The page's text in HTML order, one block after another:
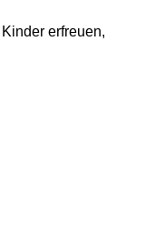
erfreuen,